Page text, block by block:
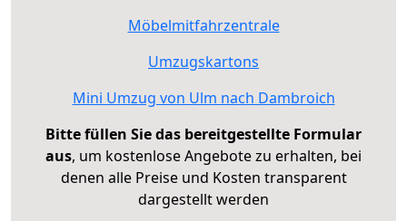
Möbelmitfahrzentrale
Umzugskartons
Mini Umzug von Ulm nach Dambroich
Bitte füllen Sie das bereitgestellte Formular
aus, um kostenlose Angebote zu erhalten, bei
denen alle Preise und Kosten transparent
dargestellt werden